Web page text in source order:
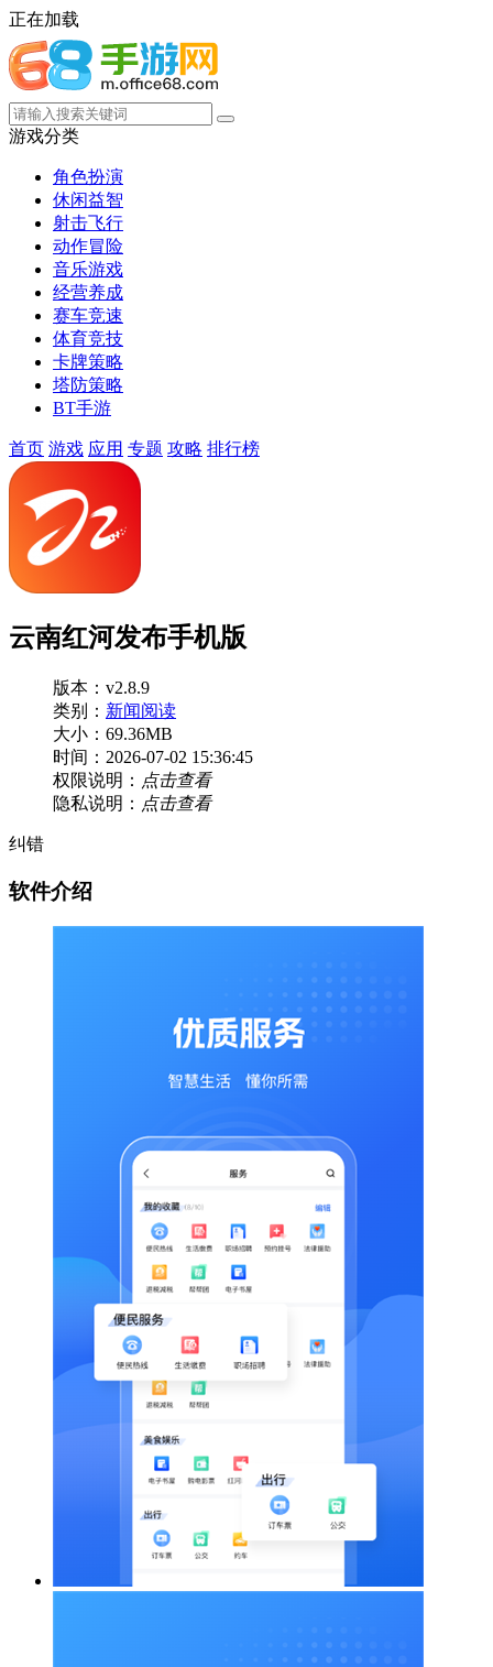
正在加载
游戏分类
角色扮演
休闲益智
射击飞行
动作冒险
音乐游戏
经营养成
赛车竞速
体育竞技
卡牌策略
塔防策略
BT手游
首页 游戏 应用 专题 攻略 排行榜
云南红河发布手机版
版本：v2.8.9
类别： 新闻阅读
大小：69.36MB
时间：2026-07-02 15:36:45
权限说明： 点击查看
隐私说明： 点击查看
纠错
软件介绍